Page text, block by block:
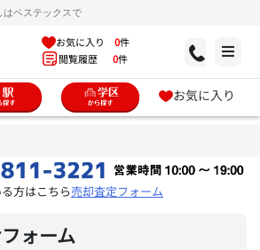
はベステックスで
お気に入り 0件
閲覧履歴 0件
お気に入り
方はこちら売却査定フォーム
ォーム